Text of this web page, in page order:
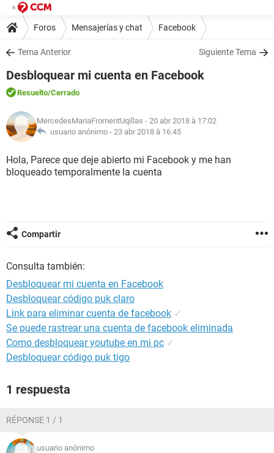
Foros Mensajerías y chat Facebook
Tema Anterior Siguiente Tema
Desbloquear mi cuenta en Facebook
Resuelto/Cerrado
MercedesMariaFromentUqillas - 20 abr 2018 à 17:02
usuario anónimo - 23 abr 2018 à 16:45
Hola, Parece que deje abierto mi Facebook y me han
bloqueado temporalmente la cuenta
Compartir
Consulta también:
Desbloquear mi cuenta en Facebook
Desbloquear código puk claro
Link para eliminar cuenta de facebook ✓
Se puede rastrear una cuenta de facebook eliminada
Como desbloquear youtube en mi pc ✓
Desbloquear código puk tigo
1 respuesta
RÉPONSE 1 / 1
usuario anónimo